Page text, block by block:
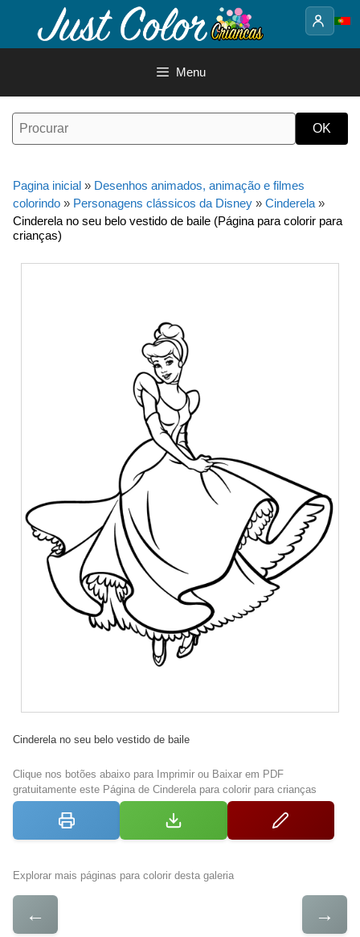
o
Menu
Pagina inicial » Desenhos animados, animação e filmes
colorindo » Personagens clássicos da Disney » Cinderela »
Cinderela no seu belo vestido de baile (Página para colorir para
crianças)
Cinderela no seu belo vestido de baile
Clique nos botões abaixo para Imprimir ou Baixar em PDF
gratuitamente este Página de Cinderela para colorir para crianças
Explorar mais páginas para colorir desta galeria
← →